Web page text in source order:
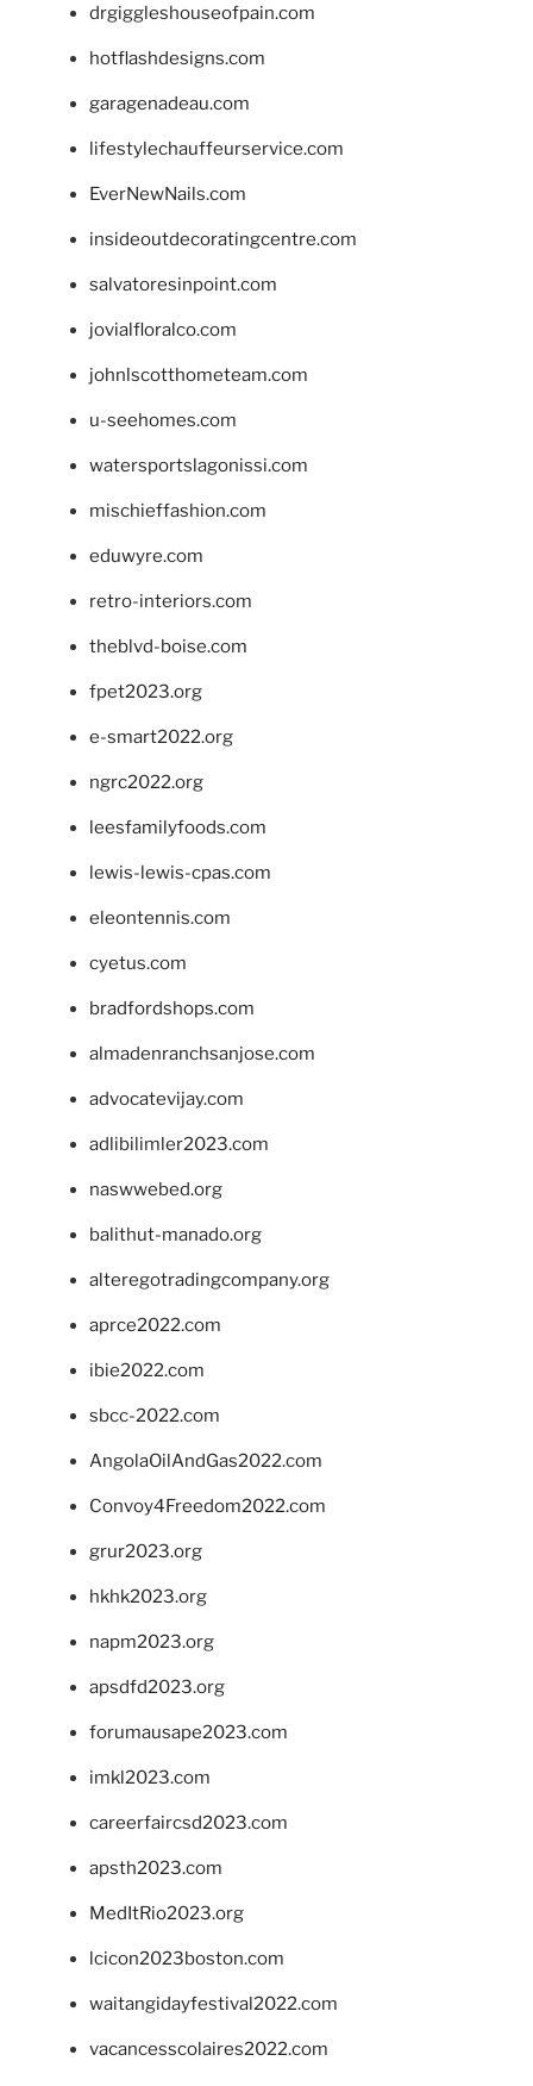
drgiggleshouseofpain.com
hotflashdesigns.com
garagenadeau.com
lifestylechauffeurservice.com
EverNewNails.com
insideoutdecoratingcentre.com
salvatoresinpoint.com
jovialfloralco.com
johnlscotthometeam.com
u-seehomes.com
watersportslagonissi.com
mischieffashion.com
eduwyre.com
retro-interiors.com
theblvd-boise.com
fpet2023.org
e-smart2022.org
ngrc2022.org
leesfamilyfoods.com
lewis-lewis-cpas.com
eleontennis.com
cyetus.com
bradfordshops.com
almadenranchsanjose.com
advocatevijay.com
adlibilimler2023.com
naswwebed.org
balithut-manado.org
alteregotradingcompany.org
aprce2022.com
ibie2022.com
sbcc-2022.com
AngolaOilAndGas2022.com
Convoy4Freedom2022.com
grur2023.org
hkhk2023.org
napm2023.org
apsdfd2023.org
forumausape2023.com
imkl2023.com
careerfaircsd2023.com
apsth2023.com
MedItRio2023.org
lcicon2023boston.com
waitangidayfestival2022.com
vacancesscolaires2022.com